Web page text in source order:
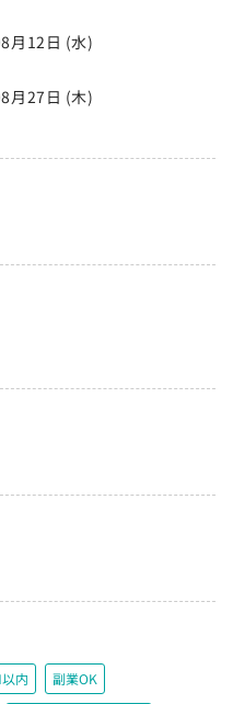
月12日 (水)
月27日 (木)
内 副業OK